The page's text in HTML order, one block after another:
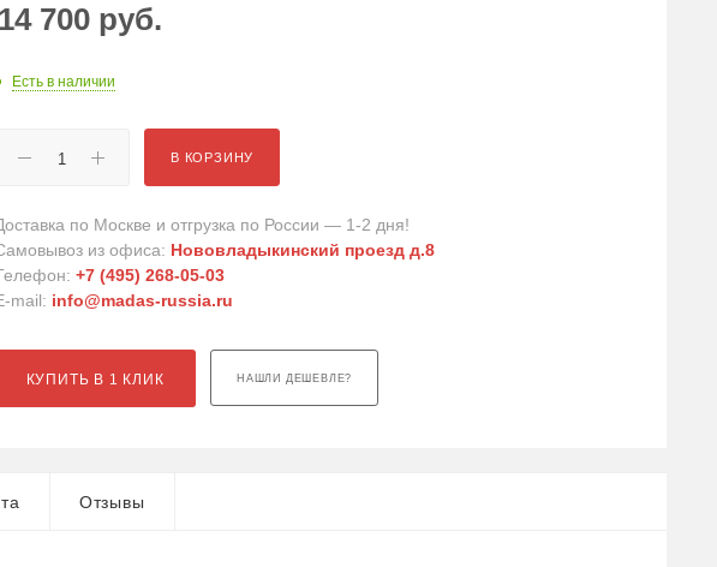
14 700 руб.
Есть в наличии
В КОРЗИНУ
по Москве и отгрузка по России — 1-2 дня!
из офиса: Нововладыкинский проезд д.8
+7 (495) 268-05-03
mail: info@madas-russia.ru
КУПИТЬ В 1 КЛИК НАШЛИ ДЕШЕВЛЕ?
Отзывы